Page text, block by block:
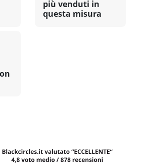
più venduti in
questa misura